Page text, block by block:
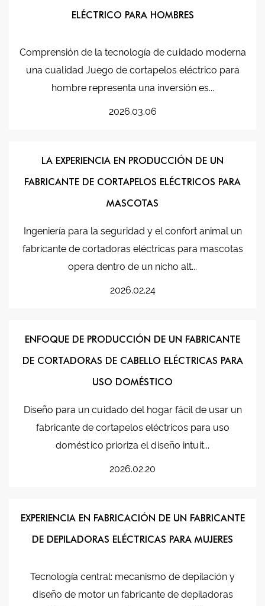
ELÉCTRICO PARA HOMBRES
Comprensión de la tecnología de cuidado moderna
una cualidad Juego de cortapelos eléctrico para
hombre representa una inversión es...
2026.03.06
LA EXPERIENCIA EN PRODUCCIÓN DE UN
FABRICANTE DE CORTAPELOS ELÉCTRICOS PARA
MASCOTAS
Ingeniería para la seguridad y el confort animal un
fabricante de cortadoras eléctricas para mascotas
opera dentro de un nicho alt...
2026.02.24
ENFOQUE DE PRODUCCIÓN DE UN FABRICANTE
DE CORTADORAS DE CABELLO ELÉCTRICAS PARA
USO DOMÉSTICO
Diseño para un cuidado del hogar fácil de usar un
fabricante de cortapelos eléctricos para uso
doméstico prioriza el diseño intuit...
2026.02.20
EXPERIENCIA EN FABRICACIÓN DE UN FABRICANTE
DE DEPILADORAS ELÉCTRICAS PARA MUJERES
Tecnología central: mecanismo de depilación y
diseño de motor un fabricante de depiladoras